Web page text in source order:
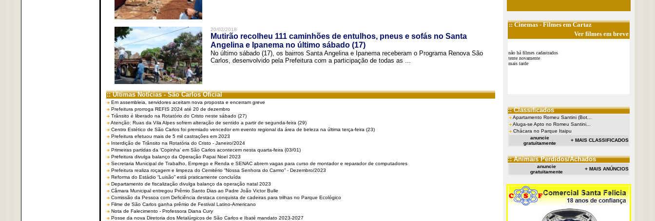
20/02/2018
Mutirão recolheu 111 caminhões de entulhos, pneus e sofás no Santa
Angelina e Ipanema no último sábado (17)
No último sábado (17), os bairros Santa Angelina e Ipanema receberam o Programa Renova São
Carlos, desenvolvido pela Prefeitura com a participação de todas as ...
:: Últimas Notícias - São Carlos Oficial
Em assembleia, servidores aceitam nova proposta e encerram greve
Prefeitura prorroga REFIS 2024 até 20 de dezembro
Trânsito é liberado na Rotatório do Cristo neste sábado (27)
Atenção: Ruas da Vila Alpes sofrem alteração de sentido a partir de segunda-feira (29)
Centro Estético de São Carlos foi premiado vencedor em evento regional da área de beleza na última terça-feira (23)
Prefeitura efetuou mais de 5 mil castrações em 2023
Interdição de Trânsito na Rotatória do Cristo - Janeiro/2024
Primeiras partidas da ‘Copinha’ em São Carlos acontecem nesta quarta-feira (03/01)
Prefeitura divulga balanço da Operação Papai Noel 2023
Secretaria Municipal de Trabalho, Emprego e Renda e SENAC abrem vagas para curso de montador e reparador de computadores
Prefeitura realiza roçagem e limpeza do Cemitério “Nossa Senhora do Carmo” - Dezembro/2023
Reforma do Estádio “Luisão” está praticamente concluída
Departamento de fiscalização divulga balanço da operação natal 2023
Câmara Municipal entregou Prêmio Santo Dias ao Padre João Victor Bulle
Comissão da Pessoa com Deficiência destaca conquista de cadeiras para trilhas no Parque Ecológico
Filme de São Carlos ganha prêmio de Festival Latino-Americano
Nota de Falecimento - Professora Diana Cury
Posse da nova Diretoria dos Metalúrgicos de São Carlos e Ibaté mandato 2023-2027
::Cinemas- Filmes em Cartaz
Ver filmes em breve
não há filmes cadastrados
tente novamente
mais tarde
:: Classificados
Apartamento Romeu Santini (Bot...
Aluga-se Apto no Romeu Santini...
Chácara no Parque Itaipu
anuncie
gratuitamente
+ MAIS CLASSIFICADOS
:: Animais Perdidos/Achados
anuncie
gratuitamente
+ MAIS ANÚNCIOS